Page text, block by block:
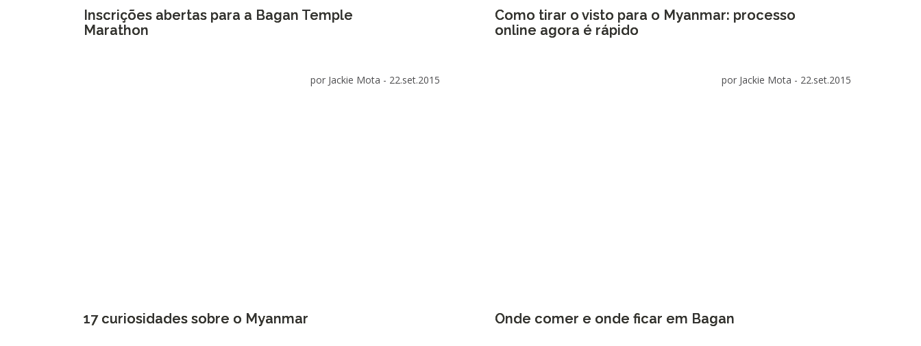
Inscrições abertas para a Bagan Temple
Marathon
por Jackie Mota - 22.set.2015
Como tirar o visto para o Myanmar: processo
online agora é rápido
por Jackie Mota - 22.set.2015
17 curiosidades sobre o Myanmar Onde comer e onde ficar em Bagan